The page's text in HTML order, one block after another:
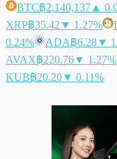
BTC฿2,140,137 ▲
XRP฿35.42 ▼ 1.27%
0.24%
ADA฿6.28▼
AVAX฿220.76▼ 1.27%
KUB฿20.20▼ 0.11%